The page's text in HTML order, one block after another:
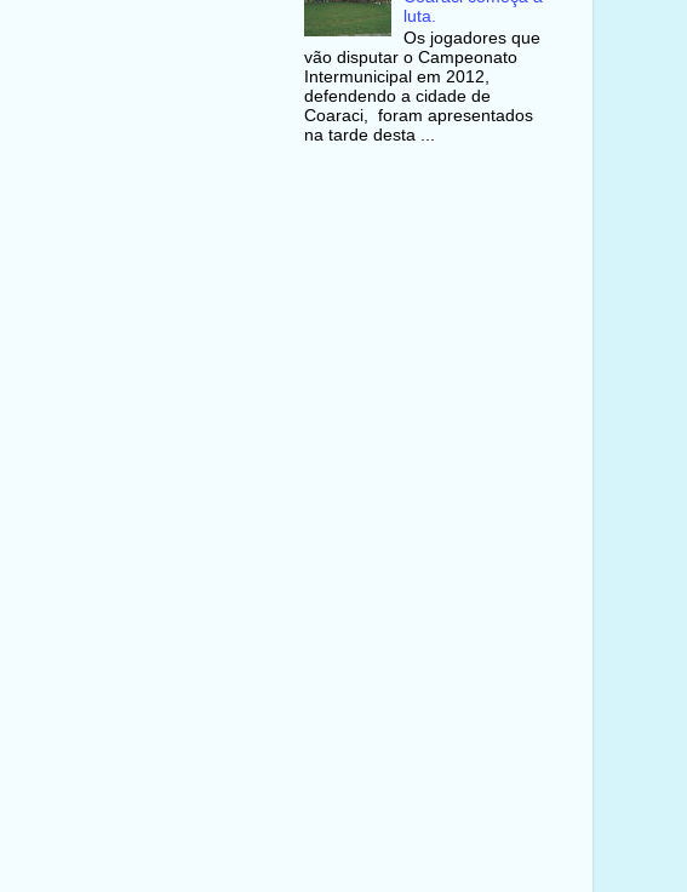
luta.
Os jogadores que
vão disputar o Campeonato
Intermunicipal em 2012,
defendendo a cidade de
Coaraci, foram apresentados
na tarde desta ...